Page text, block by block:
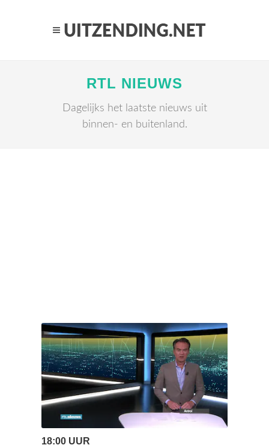
RTL NIEUWS
Dagelijks het laatste nieuws uit
binnen- en buitenland.
18:00 UUR